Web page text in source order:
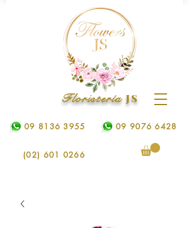
09 8136 3955
(02) 601 0266
09 9076 6428
Floristería JS